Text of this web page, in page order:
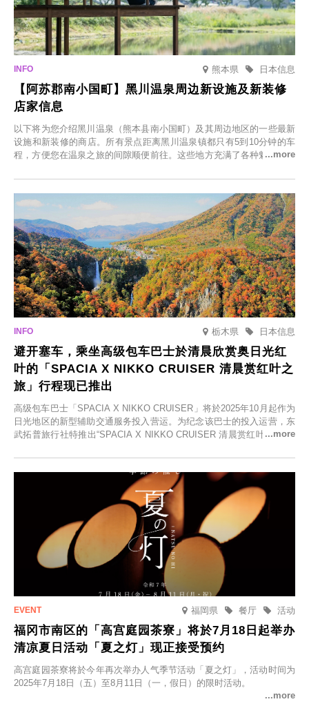
熊本県 日本信息
【阿苏郡南小国町】黑川温泉周边新设施及新装修
店家信息
以下将为您介绍黑川温泉（熊本县南小国町）及其周边地区的一些最新
设施和新装修的商店。所有景点距离黑川温泉镇都只有5到10分钟的车
程，方便您在温泉之旅的间隙顺便前往。这些地方充满了各种魅力，包
食材的餐厅。让您体验黑川温泉的全新乐趣。
栃木県 日本信息
避开塞车，乘坐高级包车巴士於清晨欣赏奥日光红
叶的「SPACIA X NIKKO CRUISER 清晨赏红叶之
旅」行程现已推出
高级包车巴士「SPACIA X NIKKO CRUISER」将於2025年10月起作为
日光地区的新型辅助交通服务投入营运。为纪念该巴士的投入运营，东
武拓普旅行社特推出“SPACIA X NIKKO CRUISER 清晨赏红叶之旅”，
福岡県 活动
餐厅
福冈市南区的「高宫庭园茶寮」将於7月18日起举办
清凉夏日活动「夏之灯」现正接受预约
高宫庭园茶寮将於今年再次举办人气季节活动「夏之灯」，活动时间为
2025年7月18日（五）至8月11日（一，假日）的限时活动。